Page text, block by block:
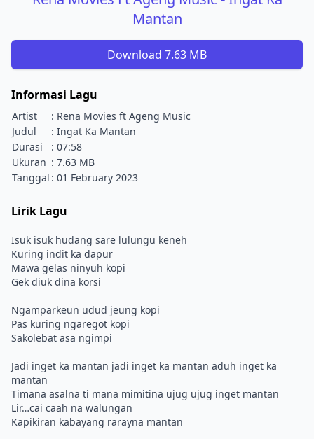
Mantan
Download 7.63 MB
Informasi Lagu
Artist
: Rena Movies ft Ageng Music
Judul
: Ingat Ka Mantan
Durasi
: 07:58
Ukuran : 7.63 MB
Tanggal : 01 February 2023
Lirik Lagu
Isuk isuk hudang sare lulungu keneh
Kuring indit ka dapur
Mawa gelas ninyuh kopi
Gek diuk dina korsi
Ngamparkeun udud jeung kopi
Pas kuring ngaregot kopi
Sakolebat asa ngimpi
Jadi inget ka mantan jadi inget ka mantan aduh inget ka
mantan
Timana asalna ti mana mimitina ujug ujug inget mantan
Lir…cai caah na walungan
Kapikiran kabayang rarayna mantan